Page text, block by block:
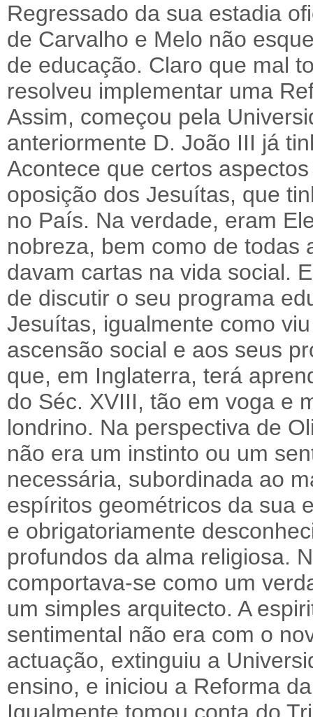
Regressado da sua estadia
de Carvalho e Melo não
de educação. Claro que mal
resolveu implementar uma
Assim, começou pela
anteriormente D. João III já
Acontece que certos
oposição dos Jesuítas, que
no País. Na verdade, eram
nobreza, bem como de todas
davam cartas na vida social.
de discutir o seu programa
Jesuítas, igualmente como
ascensão social e aos seus
que, em Inglaterra, terá
do Séc. XVIII, tão em voga e
londrino. Na perspectiva de
não era um instinto ou um
necessária, subordinada ao
espíritos geométricos da sua
e obrigatoriamente
profundos da alma religiosa.
comportava-se como um
um simples arquitecto. A
sentimental não era com o
actuação, extinguiu a
ensino, e iniciou a Reforma